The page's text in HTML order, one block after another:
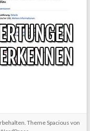
ThemeSpacious von